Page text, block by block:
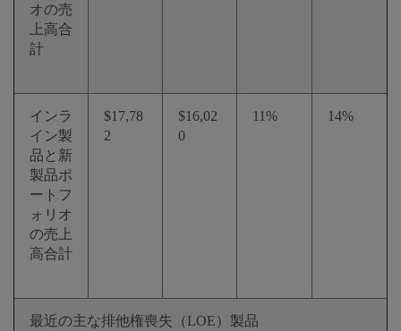
オの売
上高合
計
インラ
イン製
品と新
製品ポ
ートフ
ォリオ
の売上
高合計
$17,78
2
$16,02
0
11% 14%
最近の主な排他権喪失（LOE）製品